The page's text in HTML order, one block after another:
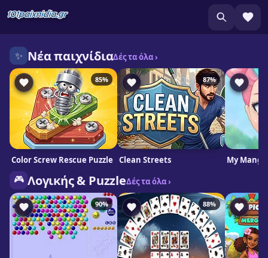
✨ Νέα παιχνίδιαΔές τα όλα ›
85%
Color Screw Rescue Puzzle
87%
Clean Streets My
🎮 Λογικής & PuzzleΔές τα όλα ›
90% 88%